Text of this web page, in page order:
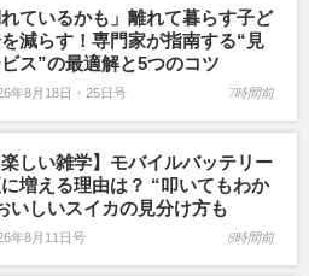
れているかも」離れて暮らす子ど
減らす！専門家が指南する“見
ス”の最適解と5つのコツ
年8月18日・25日号 7時間前
楽しい雑学】モバイルバッテリー
増える理由は？ “叩いてもわか
いしいスイカの見分け方も
年8月11日号 8時間前